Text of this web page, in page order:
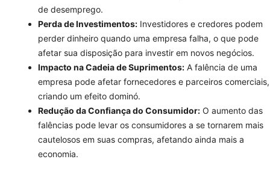
de desemprego.
Perda de Investimentos: Investidores e credores podem
perder dinheiro quando uma empresa falha, o que pode
afetar sua disposição para investir em novos negócios.
Impacto na Cadeia de Suprimentos: A falência de uma
empresa pode afetar fornecedores e parceiros comerciais,
criando um efeito dominó.
Redução da Confiança do Consumidor: O aumento das
falências pode levar os consumidores a se tornarem mais
cautelosos em suas compras, afetando ainda mais a
economia.